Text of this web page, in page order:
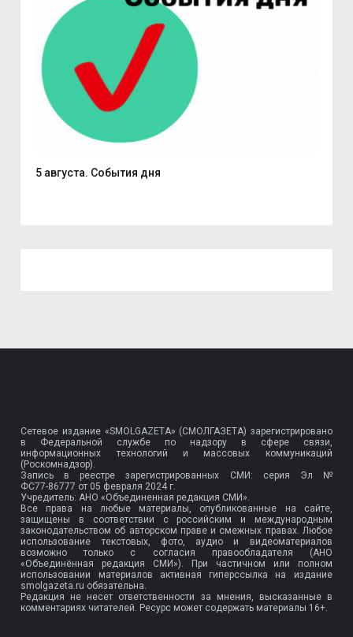
5 августа. События дня
Сетевое издание «SMOLGAZETA» (СМОЛГАЗЕТА) зарегистрировано
в Федеральной службе по надзору в сфере связи,
информационных технологий и массовых коммуникаций
(Роскомнадзор).
Запись в реестре зарегистрированных СМИ: серия Эл №
ФС77-86777 от 05 февраля 2024 г.
Учредитель: АНО «Объединенная редакция СМИ».
Все права на любые материалы, опубликованные на сайте,
защищены в соответствии с российским и международным
законодательством об авторском праве и смежных правах. Любое
использование текстовых, фото, аудио и видеоматериалов
возможно только с согласия правообладателя (АНО
«Объединённая редакция СМИ»). При частичном или полном
использовании материалов активная гиперссылка на издание
smolgazeta.ru обязательна.
Редакция не несет ответственности за мнения, высказанные в
комментариях читателей. Ресурс может содержать материалы 16+.